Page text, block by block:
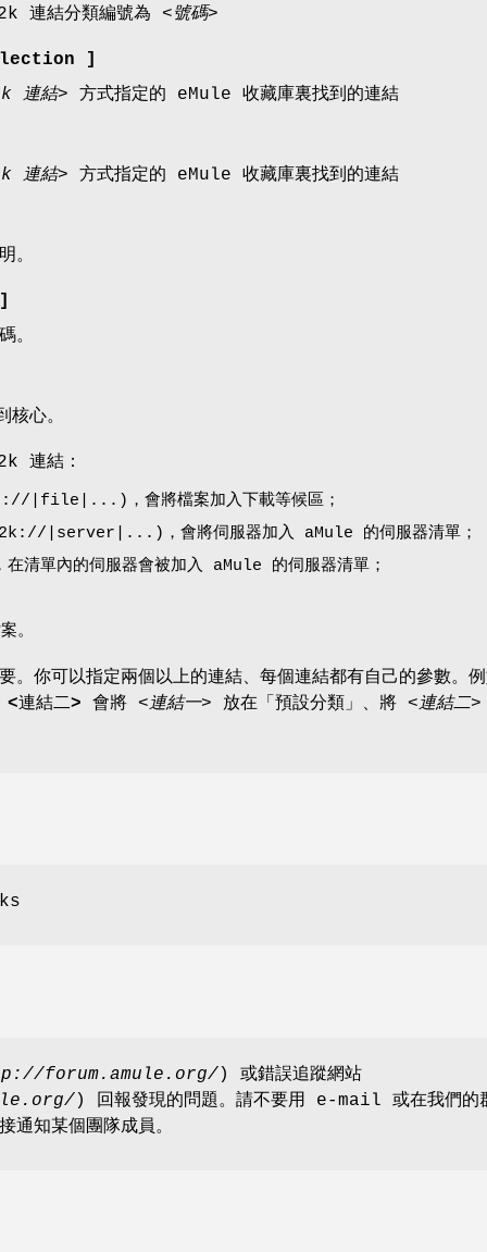
連結分類編號為 <號碼>
]
連結> 方式指定的 eMule 收藏庫裏找到的連結
連結> 方式指定的 eMule 收藏庫裏找到的連結
。
。
心。
連結：
|file|...)，會將檔案加入下載等候區；
|server|...)，會將伺服器加入 aMule 的伺服器清單；
在清單內的伺服器會被加入 aMule 的伺服器清單；
。
。 你可以指定兩個以上的連結、每個連結都有自己的參數。
<連結二> 會將 <連結一> 放在「預設分類」、將 <連結二>
forum.amule.org/) 或錯誤追蹤網站
) 回報發現的問題。請不要用 e-mail 或在我們的
通知某個團隊成員。